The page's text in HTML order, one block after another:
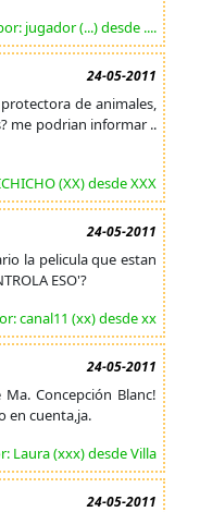
jugador (...) desde ....
24-05-2011
de animales,
me podrian informar ..
(XX) desde XXX
24-05-2011
la pelicula que estan
ESO'?
canal11 (xx) desde xx
24-05-2011
Concepción Blanc!
en cuenta,ja.
Laura (xxx) desde Villa
24-05-2011